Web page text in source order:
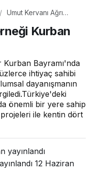
Umut Kervanı Ağrı
Bayramı Yardımları
Kurban
Kurban Bayramı'nda
ihtiyaç sahibi
dayanışmanın
önemli bir yere sahip
ile kentin dört
yayınlandı
12 Haziran